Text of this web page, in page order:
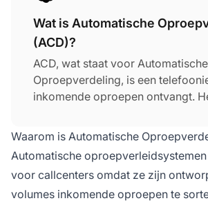
Wat is Automatische
(ACD)?
ACD, wat staat voor Automatische
Oproepverdeling, is een
inkomende oproepen ontvangt.
verdeelregels en stuurt ze door
callcenteragenten, afdelingen of
kunnen ACD ook definiëren als
oproepverleidsysteem dat werkt
Computer Telephony Integration
Waarom is Automatische
Automatische
voor callcenters omdat ze zijn
volumes inkomende oproepen te